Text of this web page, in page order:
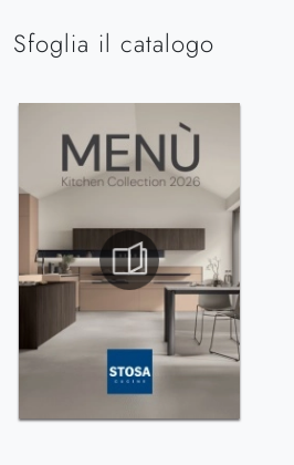
Sfoglia il catalogo